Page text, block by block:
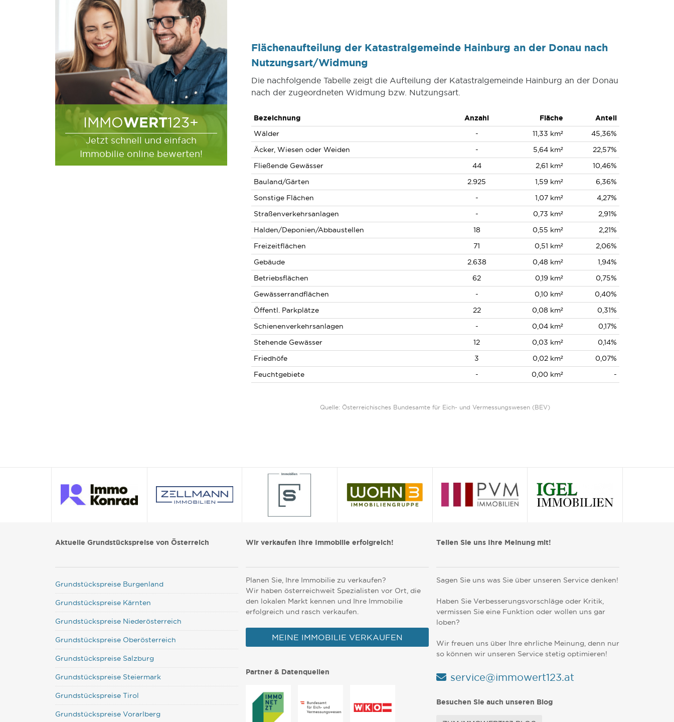
IMMOWERT123+
Jetzt schnell und einfach
Immobilie online bewerten!
Flächenaufteilung der Katastralgemeinde Hainburg an der Donau nach
Nutzungsart/Widmung
Die nachfolgende Tabelle zeigt die Aufteilung der Katastralgemeinde Hainburg an der Donau
nach der zugeordneten Widmung bzw. Nutzungsart.
Bezeichnung Anzahl Fläche
Anteil
Wälder
- 11,33 km²
45,36%
Äcker, Wiesen oder Weiden
- 5,64 km²
22,57%
Fließende Gewässer
44 2,61 km²
10,46%
Bauland/Gärten
2.925 1,59 km²
6,36%
Sonstige Flächen
- 1,07 km²
4,27%
Straßenverkehrsanlagen
- 0,73 km²
2,91%
Halden/Deponien/Abbaustellen
18 0,55 km²
2,21%
Freizeitflächen
71 0,51 km²
2,06%
Gebäude
2.638 0,48 km²
1,94%
Betriebsflächen
62 0,19 km²
0,75%
Gewässerrandflächen
- 0,10 km²
0,40%
Öffentl. Parkplätze
22 0,08 km²
0,31%
Schienenverkehrsanlagen
- 0,04 km²
0,17%
Stehende Gewässer
12 0,03 km²
0,14%
Friedhöfe
3 0,02 km²
0,07%
Feuchtgebiete
- 0,00 km² -
Quelle: Österreichisches Bundesamte für Eich- und Vermessungswesen (BEV)
Aktuelle Grundstückspreise von Österreich
Grundstückspreise Burgenland
Grundstückspreise Kärnten
Grundstückspreise Niederösterreich
Grundstückspreise Oberösterreich
Grundstückspreise Salzburg
Grundstückspreise Steiermark
Grundstückspreise Tirol
Grundstückspreise Vorarlberg
Wir verkaufen Ihre Immobilie erfolgreich!
Planen Sie, Ihre Immobilie zu verkaufen?
Wir haben österreichweit Spezialisten vor Ort, die
den lokalen Markt kennen und Ihre Immobilie
erfolgreich und rasch verkaufen.
MEINE IMMOBILIE VERKAUFEN
Partner & Datenquellen
Teilen Sie uns Ihre Meinung mit!
Sagen Sie uns was Sie über unseren Service denken!
Haben Sie Verbesserungsvorschläge oder Kritik,
vermissen Sie eine Funktion oder wollen uns gar
loben?
Wir freuen uns über Ihre ehrliche Meinung, denn nur
so können wir unseren Service stetig optimieren!
service@immowert123.at
Besuchen Sie auch unseren Blog